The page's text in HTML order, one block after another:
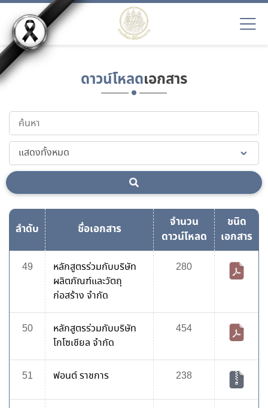
ดาวน์โหลดเอกสาร
ลำดับ ชื่อเอกสาร
จำนวน
ดาวน์โหลด
ชนิด
เอกสาร
49
หลักสูตรร่วมกับบริษัท
ผลิตภัณฑ์และวัตถุ
ก่อสร้าง จำกัด
280
50
หลักสูตรร่วมกับบริษัท
โกโซเชียล จำกัด
454
51 ฟอนต์ ราชการ 238